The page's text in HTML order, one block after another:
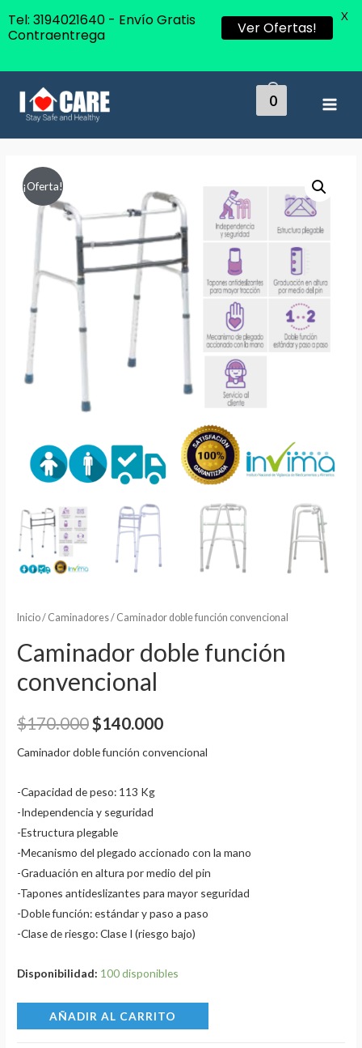
0
¡Oferta!
Inicio/ Caminadores/ Caminador doble función convencional
Caminador doble función
convencional
$170.000$140.000
Caminador doble función convencional
-Capacidad de peso: 113 Kg
-Independencia y seguridad
-Estructura plegable
-Mecanismo del plegado accionado con la mano
-Graduación en altura por medio del pin
-Tapones antideslizantes para mayor seguridad
-Doble función: estándar y paso a paso
-Clase de riesgo: Clase I (riesgo bajo)
Disponibilidad: 100 disponibles
AÑADIR AL CARRITO
Tel: 3194021640 - Envío Gratis
Contraentrega
Ver Ofertas!
X